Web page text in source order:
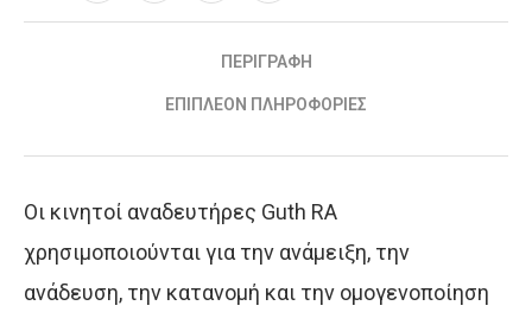
ΠΕΡΙΓΡΑΦΉ
ΕΠΙΠΛΈΟΝ ΠΛΗΡΟΦΟΡΊΕΣ
Οι κινητοί αναδευτήρες Guth RA
χρησιμοποιούνται για την ανάμειξη, την
ανάδευση, την κατανομή και την ομογενοποίηση